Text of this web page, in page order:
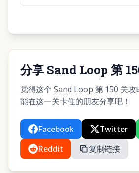
分享 Sand Loop 第
觉得这个 Sand Loop 第 150 关
能在这一关卡住的朋友分享吧！
Facebook Twitter
Reddit
复制链接